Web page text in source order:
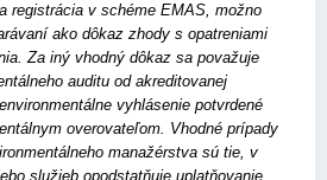
registrácia v schéme EMAS, možno
ako dôkaz zhody s opatreniami
Za iný vhodný dôkaz sa považuje
auditu od akreditovanej
vyhlásenie potvrdené
overovateľom. Vhodné prípady
manažérstva sú tie, v
služieb opodstatňuje uplatňovanie